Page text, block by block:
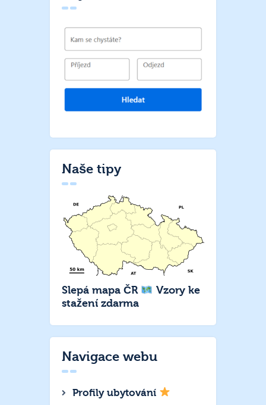
Naše tipy
Slepá mapa ČR
Vzory ke
stažení zdarma
Navigace webu
Profily ubytování